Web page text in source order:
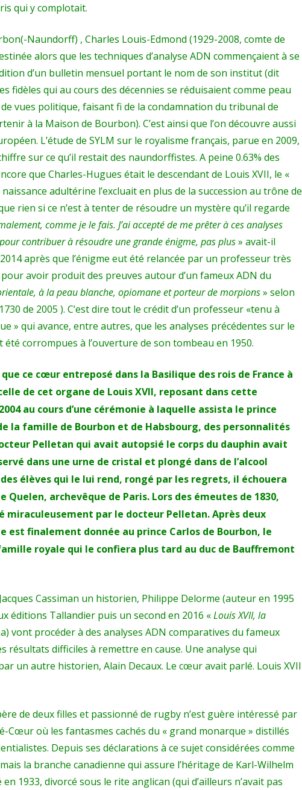
qui y complotait.
Naundorff) , Charles Louis-Edmond (1929-2008, comte de
alors que les techniques d’analyse ADN commençaient à se
d’un bulletin mensuel portant le nom de son institut (dit
fidèles qui au cours des décennies se réduisaient comme peau
vues politique, faisant fi de la condamnation du tribunal de
à la Maison de Bourbon). C’est ainsi que l’on découvre aussi
L’étude de SYLM sur le royalisme français, parue en 2009,
sur ce qu’il restait des naundorffistes. A peine 0.63% des
que Charles-Hugues était le descendant de Louis XVII, le «
adultérine l’excluait en plus de la succession au trône de
rien si ce n’est à tenter de résoudre un mystère qu’il regarde
comme je le fais. J’ai accepté de me prêter à ces analyses
contribuer à résoudre une grande énigme, pas plus» avait-il
après que l’énigme eut été relancée par un professeur très
avoir produit des preuves autour d’un fameux ADN du
à la peau blanche, opiomane et porteur de morpions» selon
de 2005 ). C’est dire tout le crédit d’un professeur «tenu à
» qui avance, entre autres, que les analyses précédentes sur le
corrompues à l’ouverture de son tombeau en 1950.
ce cœur entreposé dans la Basilique des rois de France à
de cet organe de Louis XVII, reposant dans cette
au cours d’une cérémonie à laquelle assista le prince
la famille de Bourbon et de Habsbourg, des personnalités
Pelletan qui avait autopsié le corps du dauphin avait
dans une urne de cristal et plongé dans de l’alcool
élèves qui le lui rend, rongé par les regrets, il échouera
Quelen, archevêque de Paris. Lors des émeutes de 1830,
miraculeusement par le docteur Pelletan. Après deux
finalement donnée au prince Carlos de Bourbon, le
royale qui le confiera plus tard au duc de Bauffremont
Cassiman un historien, Philippe Delorme (auteur en 1995
éditions Tallandier puis un second en 2016 «Louis XVII, la
vont procéder à des analyses ADN comparatives du fameux
résultats difficiles à remettre en cause. Une analyse qui
un autre historien, Alain Decaux. Le cœur avait parlé. Louis XVII
de deux filles et passionné de rugby n’est guère intéressé par
Cœur où les fantasmes cachés du « grand monarque » distillés
Depuis ses déclarations à ce sujet considérées comme
la branche canadienne qui assure l’héritage de Karl-Wilhelm
1933, divorcé sous le rite anglican (qui d’ailleurs n’avait pas